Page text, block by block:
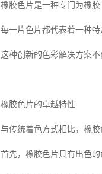
橡胶色片是一种专门为橡
每一片色片都代表着一种
这种创新的色彩解决方案
橡胶色片的卓越特性
与传统着色方式相比，橡胶
首先，橡胶色片具有出色的